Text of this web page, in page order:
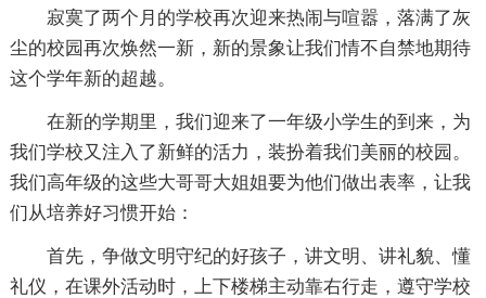
寂寞了两个月的学校再次迎来热闹与喧嚣，落满了灰
尘的校园再次焕然一新，新的景象让我们情不自禁地期待
这个学年新的超越。
在新的学期里，我们迎来了一年级小学生的到来，为
我们学校又注入了新鲜的活力，装扮着我们美丽的校园。
我们高年级的这些大哥哥大姐姐要为他们做出表率，让我
们从培养好习惯开始：
首先，争做文明守纪的好孩子，讲文明、讲礼貌、懂
礼仪，在课外活动时，上下楼梯主动靠右行走，遵守学校